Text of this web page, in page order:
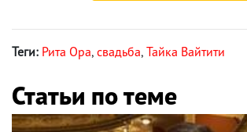
Теги: Рита Ора, свадьба, Тайка Вайтити
Статьи по теме